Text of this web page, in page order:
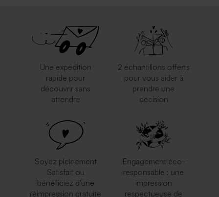
Une expédition
rapide pour
découvrir sans
attendre
2 échantillons offerts
pour vous aider à
prendre une
décision
Soyez pleinement
Satisfait ou
bénéficiez d'une
réimpression gratuite
Engagement éco-
responsable : une
impression
respectueuse de